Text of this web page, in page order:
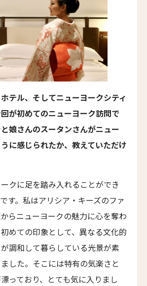
・ショウ・ジュージン・ホテル
Zhujing Hotel
ホテル
チュ ホテル
Hotel
ポーゾ
ラブ
アイランド・ハウス
テル、そしてニューヨークシティ
が初めてのニューヨーク訪問で
娘さんのスータンさんがニュー
に感じられたか、教えていただけ
クに足を踏み入れることができ
す。私はアリシア・キーズのファ
らニューヨークの魅力に心を奪わ
めての印象として、異なる文化的
調和して暮らしている光景が素
した。そこには特有の気楽さと
っており、とても気に入りまし